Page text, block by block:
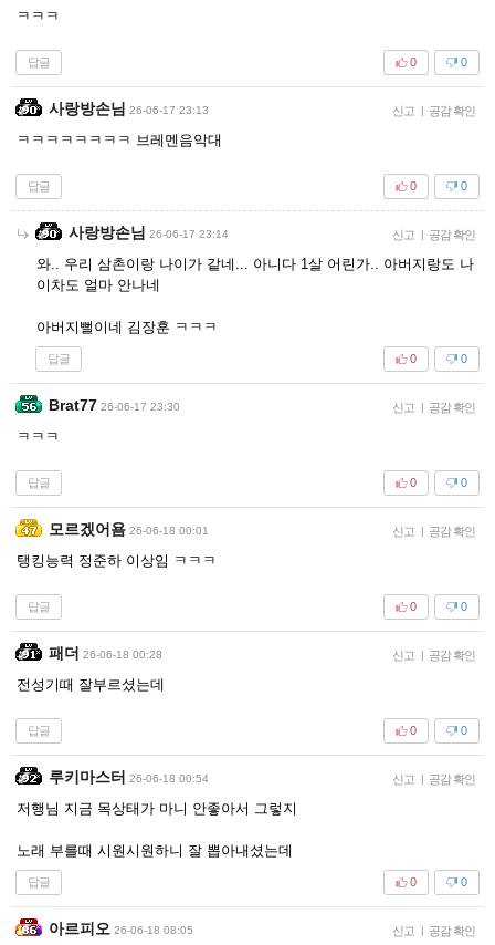
ㅋㅋㅋ
답글 0
0
사랑방손님 26-06-17 23:13 신고 | 공감 확인
ㅋㅋㅋㅋㅋㅋㅋㅋ 브레멘음악대
답글 0
0
사랑방손님 26-06-17 23:14 신고 | 공감 확인
와.. 우리 삼촌이랑 나이가 같네... 아니다 1살 어린가.. 아버지랑도 나
이차도 얼마 안나네
아버지뻘이네 김장훈 ㅋㅋㅋ
답글 0
0
Brat77 26-06-17 23:30 신고 | 공감 확인
ㅋㅋㅋ
답글 0
0
모르겠어욤 26-06-18 00:01 신고 | 공감 확인
탱킹능력 정준하 이상임 ㅋㅋㅋ
답글 0
0
패더 26-06-18 00:28 신고 | 공감 확인
전성기때 잘부르셨는데
답글 0
0
루키마스터 26-06-18 00:54 신고 | 공감 확인
저행님 지금 목상태가 마니 안좋아서 그렇지
노래 부를때 시원시원하니 잘 뽑아내셨는데
답글 0
0
아르피오 26-06-18 08:05 신고 | 공감 확인